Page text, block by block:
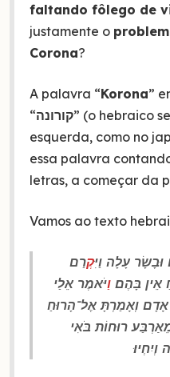
faltando fôlego de
justamente o
Corona?
A palavra “Korona”
“קורונה” (o hebraico
esquerda, como no
essa palavra
letras, a começar da
Vamos ao texto
וּבָשָׂר עָלָה וַיִּקְרַם
אֵין בָּהֶם׃ וַיֹּאמֶר אֵלַי
וְאָמַרְתָּ אֶל־הָרוּחַ
רוּחוֹת בֹּאִי